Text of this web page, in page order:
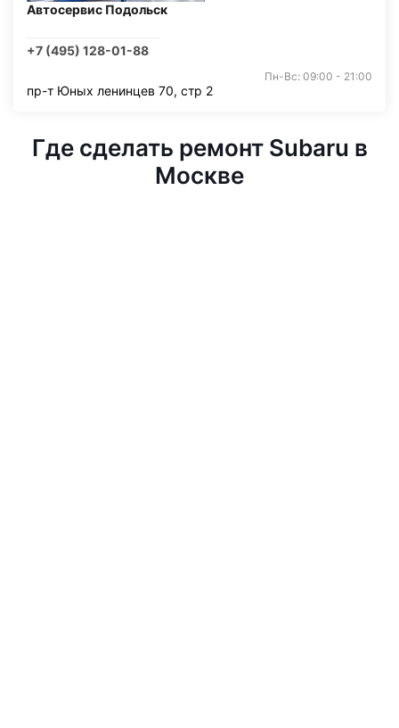
Автосервис Подольск
+7 (495) 128-01-88
Пн-Вс: 09:00 - 21:00
пр-т Юных ленинцев 70, стр 2
Где сделать ремонт Subaru в
Москве